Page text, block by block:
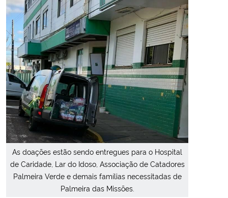
As doações estão sendo entregues para o Hospital
de Caridade, Lar do Idoso, Associação de Catadores
Palmeira Verde e demais famílias necessitadas de
Palmeira das Missões.